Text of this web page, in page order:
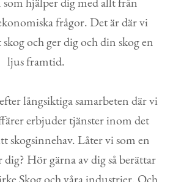
frågor. Det är där vi
och ger dig och din skog en
ljus framtid.
långsiktiga samarbeten där vi
erbjuder tjänster inom det
skogsinnehav. Låter vi som en
Hör gärna av dig så berättar
Skog och våra industrier. Och